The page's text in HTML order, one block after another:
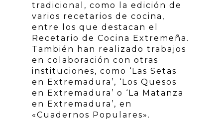
tradicional, como la edición de
varios recetarios de cocina,
entre los que destacan el
Recetario de Cocina Extremeña.
También han realizado trabajos
en colaboración con otras
instituciones, como ‘Las Setas
en Extremadura’, ‘Los Quesos
en Extremadura’ o ‘La Matanza
en Extremadura’, en
«Cuadernos Populares».